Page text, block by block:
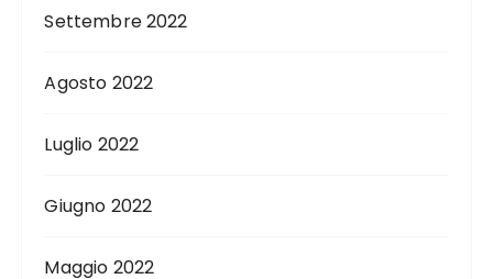
Settembre 2022
Agosto 2022
Luglio 2022
Giugno 2022
Maggio 2022